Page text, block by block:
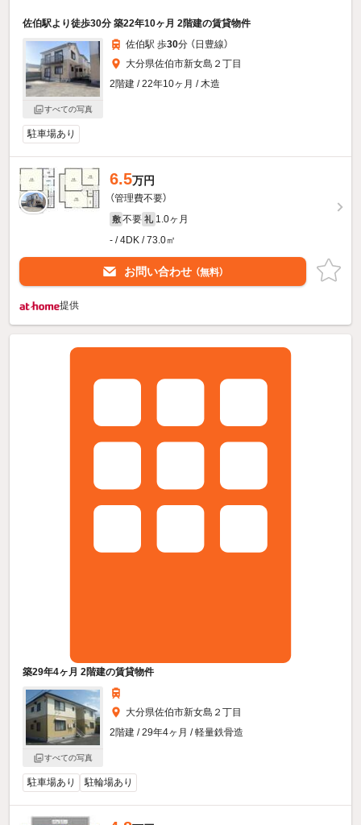
佐伯駅より徒歩30分 築22年10ヶ月 2階建の賃貸物件
すべての写真
佐伯駅 歩30分 （日豊線）
大分県佐伯市新女島２丁目
2階建 / 22年10ヶ月 / 木造
駐車場あり
6.5万円
（管理費不要）
敷 不要 礼 1.0ヶ月
- / 4DK / 73.0㎡
お問い合わせ （無料）
提供
築29年4ヶ月 2階建の賃貸物件
すべての写真
大分県佐伯市新女島２丁目
2階建 / 29年4ヶ月 / 軽量鉄骨造
駐車場あり 駐輪場あり